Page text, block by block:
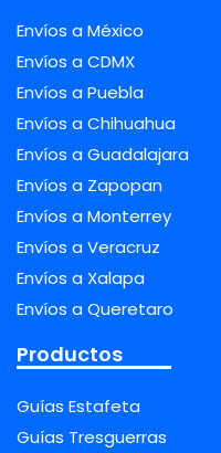
Envíos a México
Envíos a CDMX
Envíos a Puebla
Envíos a Chihuahua
Envíos a Guadalajara
Envíos a Zapopan
Envíos a Monterrey
Envíos a Veracruz
Envíos a Xalapa
Envíos a Queretaro
Productos
Guías Estafeta
Guías Tresguerras